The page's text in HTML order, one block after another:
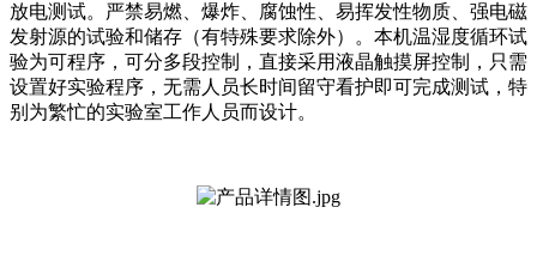
放电测试。严禁易燃、爆炸、腐蚀性、易挥发性物质、强电磁
发射源的试验和储存（有特殊要求除外）。本机温湿度循环试
验为可程序，可分多段控制，直接采用液晶触摸屏控制，只需
设置好实验程序，无需人员长时间留守看护即可完成测试，特
别为繁忙的实验室工作人员而设计。